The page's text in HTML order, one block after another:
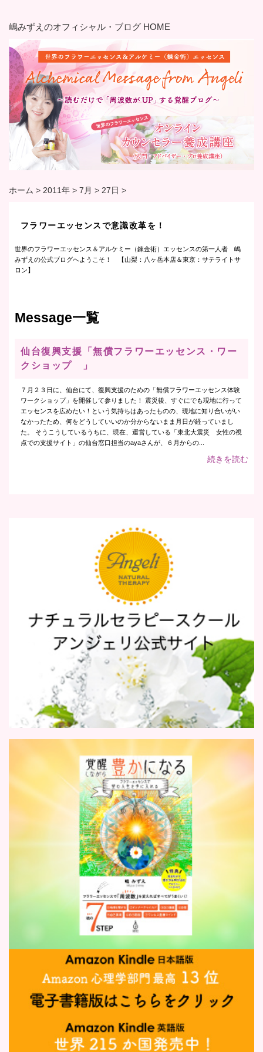
嶋みずえのオフィシャル・ブログ HOME
ホーム > 2011年 > 7月 > 27日 >
フラワーエッセンスで意識改革を！
世界のフラワーエッセンス＆アルケミー（錬金術）エッセンスの第一人者 嶋
みずえの公式ブログへようこそ！ 【山梨：八ヶ岳本店＆東京：サテライトサ
ロン】
Message一覧
仙台復興支援「無償フラワーエッセンス・ワー
クショップ 」
７月２３日に、仙台にて、復興支援のための「無償フラワーエッセンス体験
ワークショップ」を開催して参りました！ 震災後、すぐにでも現地に行って
エッセンスを広めたい！という気持ちはあったものの、現地に知り合いがい
なかったため、何をどうしていいのか分からないまま月日が経っていまし
た。 そうこうしているうちに、現在、運営している「東北大震災 女性の視
点での支援サイト」の仙台窓口担当のayaさんが、６月からの...
続きを読む